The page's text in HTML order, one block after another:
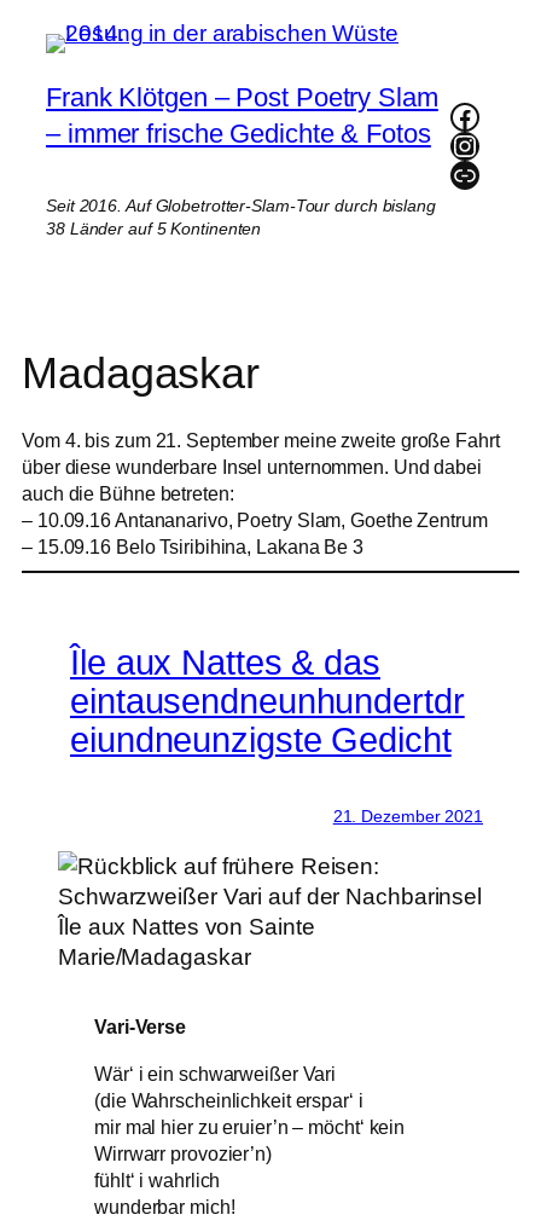
Inhalt
springen
Frank Klötgen – Post Poetry Slam
– immer frische Gedichte & Fotos
Seit 2016. Auf Globetrotter-Slam-Tour durch bislang
38 Länder auf 5 Kontinenten
Link
Madagaskar
Vom 4. bis zum 21. September meine zweite große Fahrt
über diese wunderbare Insel unternommen. Und dabei
auch die Bühne betreten:
– 10.09.16 Antananarivo, Poetry Slam, Goethe Zentrum
– 15.09.16 Belo Tsiribihina, Lakana Be 3
Île aux Nattes & das
eintausendneunhundertdr
eiundneunzigste Gedicht
21. Dezember 2021
Vari-Verse
Wär‘ i ein schwarweißer Vari
(die Wahrscheinlichkeit erspar‘ i
mir mal hier zu eruier’n – möcht‘ kein
Wirrwarr provozier’n)
fühlt‘ i wahrlich
wunderbar mich!